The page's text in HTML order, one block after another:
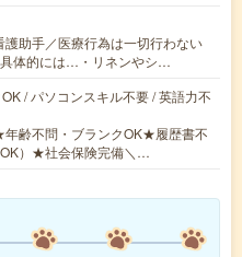
助手／医療行為は一切行わない
体的には…・リネンやシ…
/ パソコンスキル不要 / 英語力不
齢不問・ブランクOK★履歴書不
）★社会保険完備＼…